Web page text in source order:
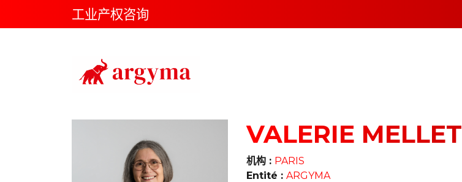
工业产权咨询
Main Navigation
VALERIE MELLET
机构 : PARIS
Entité : ARGYMA